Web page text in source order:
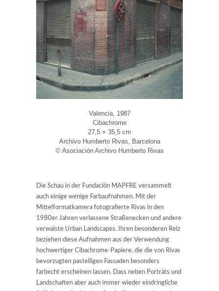
Valencia, 1987
Cibachrome
27,5 × 35,5 cm
Archivo Humberto Rivas, Barcelona
© Asociación Archivo Humberto Rivas
Die Schau in der Fundación MAPFRE versammelt
auch einige wenige Farbaufnahmen. Mit der
Mittelformatkamera fotografierte Rivas in den
1980er Jahren verlassene Straßenecken und andere
verwaiste Urban Landscapes. Ihren besonderen Reiz
beziehen diese Aufnahmen aus der Verwendung
hochwertiger Cibachrome-Papiere, die die von Rivas
bevorzugten pastelligen Fassaden besonders
farbecht erscheinen lassen. Dass neben Porträts und
Landschaften aber auch immer wieder eindringliche